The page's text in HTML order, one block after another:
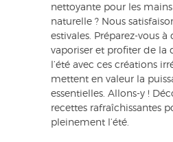
nettoyante pour les
naturelle ? Nous
estivales. Préparez-vous à
vaporiser et profiter de la
l’été avec ces créations
mettent en valeur la
essentielles. Allons-y !
recettes rafraîchissantes
pleinement l’été.